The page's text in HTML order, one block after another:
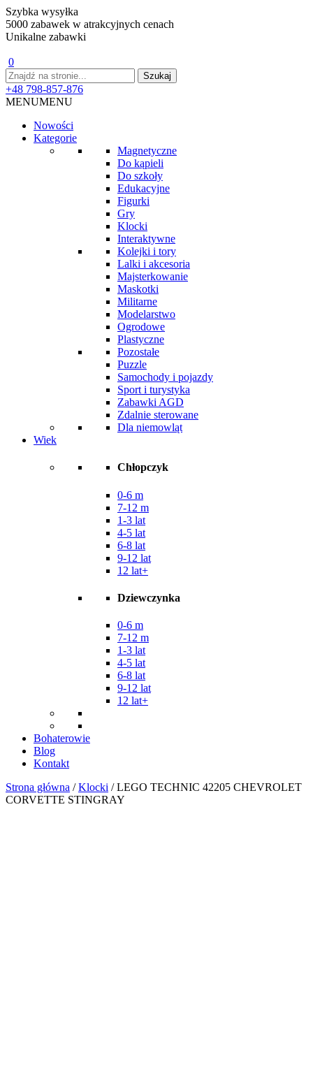
Szybka wysyłka
5000 zabawek w atrakcyjnych cenach
Unikalne zabawki
0
+48 798-857-876
MENUMENU
Nowości
Kategorie
Magnetyczne
Do kąpieli
Do szkoły
Edukacyjne
Figurki
Gry
Klocki
Interaktywne
Kolejki i tory
Lalki i akcesoria
Majsterkowanie
Maskotki
Militarne
Modelarstwo
Ogrodowe
Plastyczne
Pozostałe
Puzzle
Samochody i pojazdy
Sport i turystyka
Zabawki AGD
Zdalnie sterowane
Dla niemowląt
Wiek
Chłopczyk
0-6 m
7-12 m
1-3 lat
4-5 lat
6-8 lat
9-12 lat
12 lat+
Dziewczynka
0-6 m
7-12 m
1-3 lat
4-5 lat
6-8 lat
9-12 lat
12 lat+
Bohaterowie
Blog
Kontakt
Strona główna /Klocki / LEGO TECHNIC 42205 CHEVROLET
CORVETTE STINGRAY